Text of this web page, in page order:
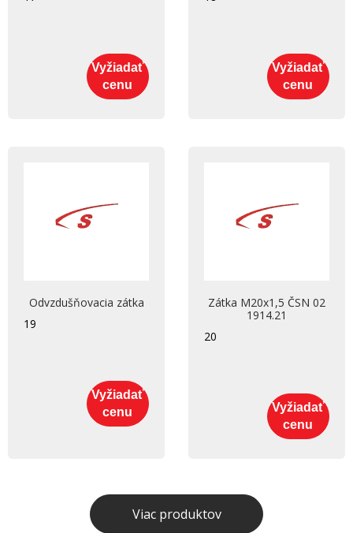
Vyžiadať
cenu
Vyžiadať
cenu
Odvzdušňovacia zátka
19
Vyžiadať
cenu
Zátka M20x1,5 ČSN 02
1914.21
20
Vyžiadať
cenu
Viac produktov